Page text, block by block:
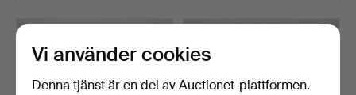
Vi använder cookies
Denna tjänst är en del av Auctionet-plattformen.